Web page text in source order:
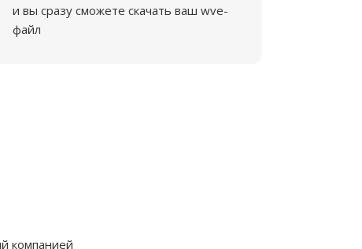
и вы сразу сможете скачать ваш wve-
файл
компанией